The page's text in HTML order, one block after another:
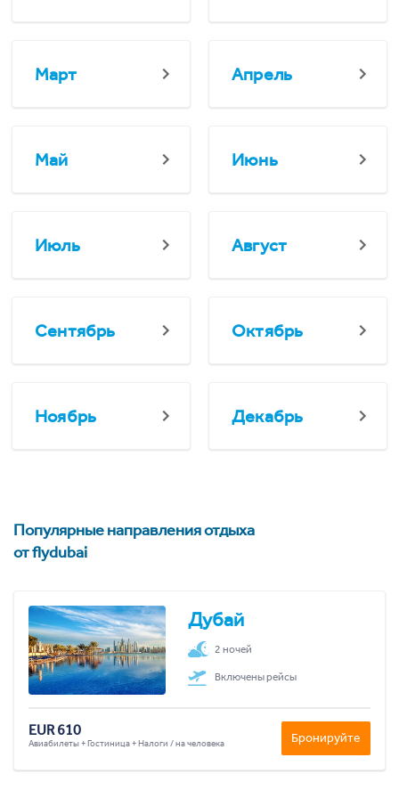
Март Апрель
Май Июнь
Июль Август
Сентябрь Октябрь
Ноябрь Декабрь
Популярные направления отдыха
от flydubai
Дубай
2 ночей
Включены рейсы
EUR 610
Авиабилеты + Гостиница + Налоги / на человека Бронируйте